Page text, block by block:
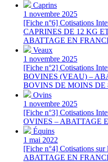
Caprins
1 novembre 2025
[Fiche n°6] Cotisations
CAPRINES DE 12 KG
ABATTAGE EN
Veaux
1 novembre 2025
[Fiche n°2] Cotisations
BOVINES (VEAU) –
BOVINS DE MOINS DE
Ovins
1 novembre 2025
[Fiche n°3] Cotisations
OVINES – ABATTAGE
Équins
1 mai 2022
[Fiche n°4] Cotisations
ABATTAGE EN